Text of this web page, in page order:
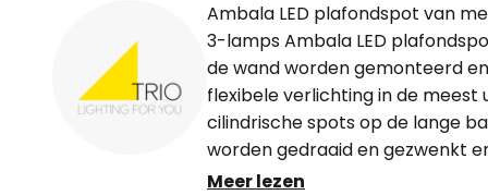
Ambala LED plafondspot van
3-lamps Ambala LED
de wand worden gemonteerd
flexibele verlichting in de meest
cilindrische spots op de lange
worden gedraaid en gezwenkt
stappen worden geschakeld
Meer lezen